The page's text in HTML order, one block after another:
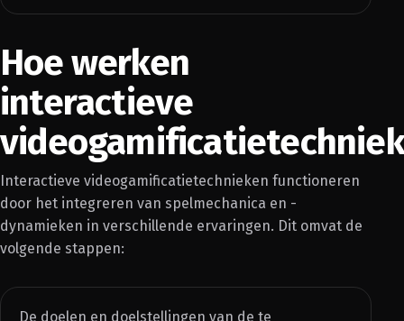
Hoe werken
interactieve
Interactieve videogamificatietechnieken functioneren
door het integreren van spelmechanica en -
dynamieken in verschillende ervaringen. Dit omvat de
volgende stappen:
De doelen en doelstellingen van de te